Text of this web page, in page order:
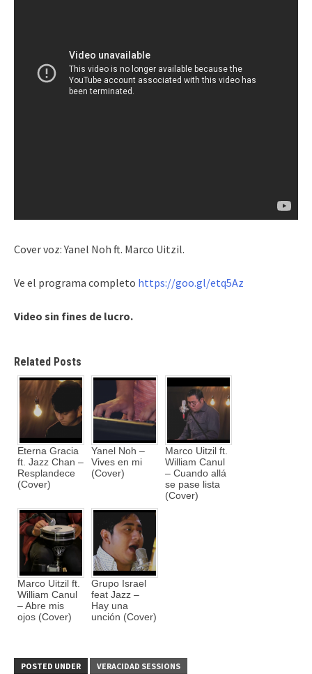
Cover voz: Yanel Noh ft. Marco Uitzil.
Ve el programa completo https://goo.gl/etq5Az
Video sin fines de lucro.
Related Posts
Eterna Gracia
ft. Jazz Chan –
Resplandece
(Cover)
Yanel Noh –
Vives en mi
(Cover)
Marco Uitzil ft.
William Canul
– Cuando allá
se pase lista
(Cover)
Marco Uitzil ft.
William Canul
– Abre mis
ojos (Cover)
Grupo Israel
feat Jazz –
Hay una
unción (Cover)
POSTED UNDER VERACIDAD SESSIONS